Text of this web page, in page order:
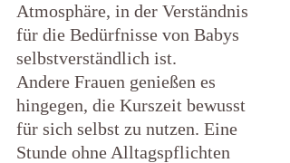
Atmosphäre, in der Verständnis
für die Bedürfnisse von Babys
selbstverständlich ist.
Andere Frauen genießen es
hingegen, die Kurszeit bewusst
für sich selbst zu nutzen. Eine
Stunde ohne Alltagspflichten